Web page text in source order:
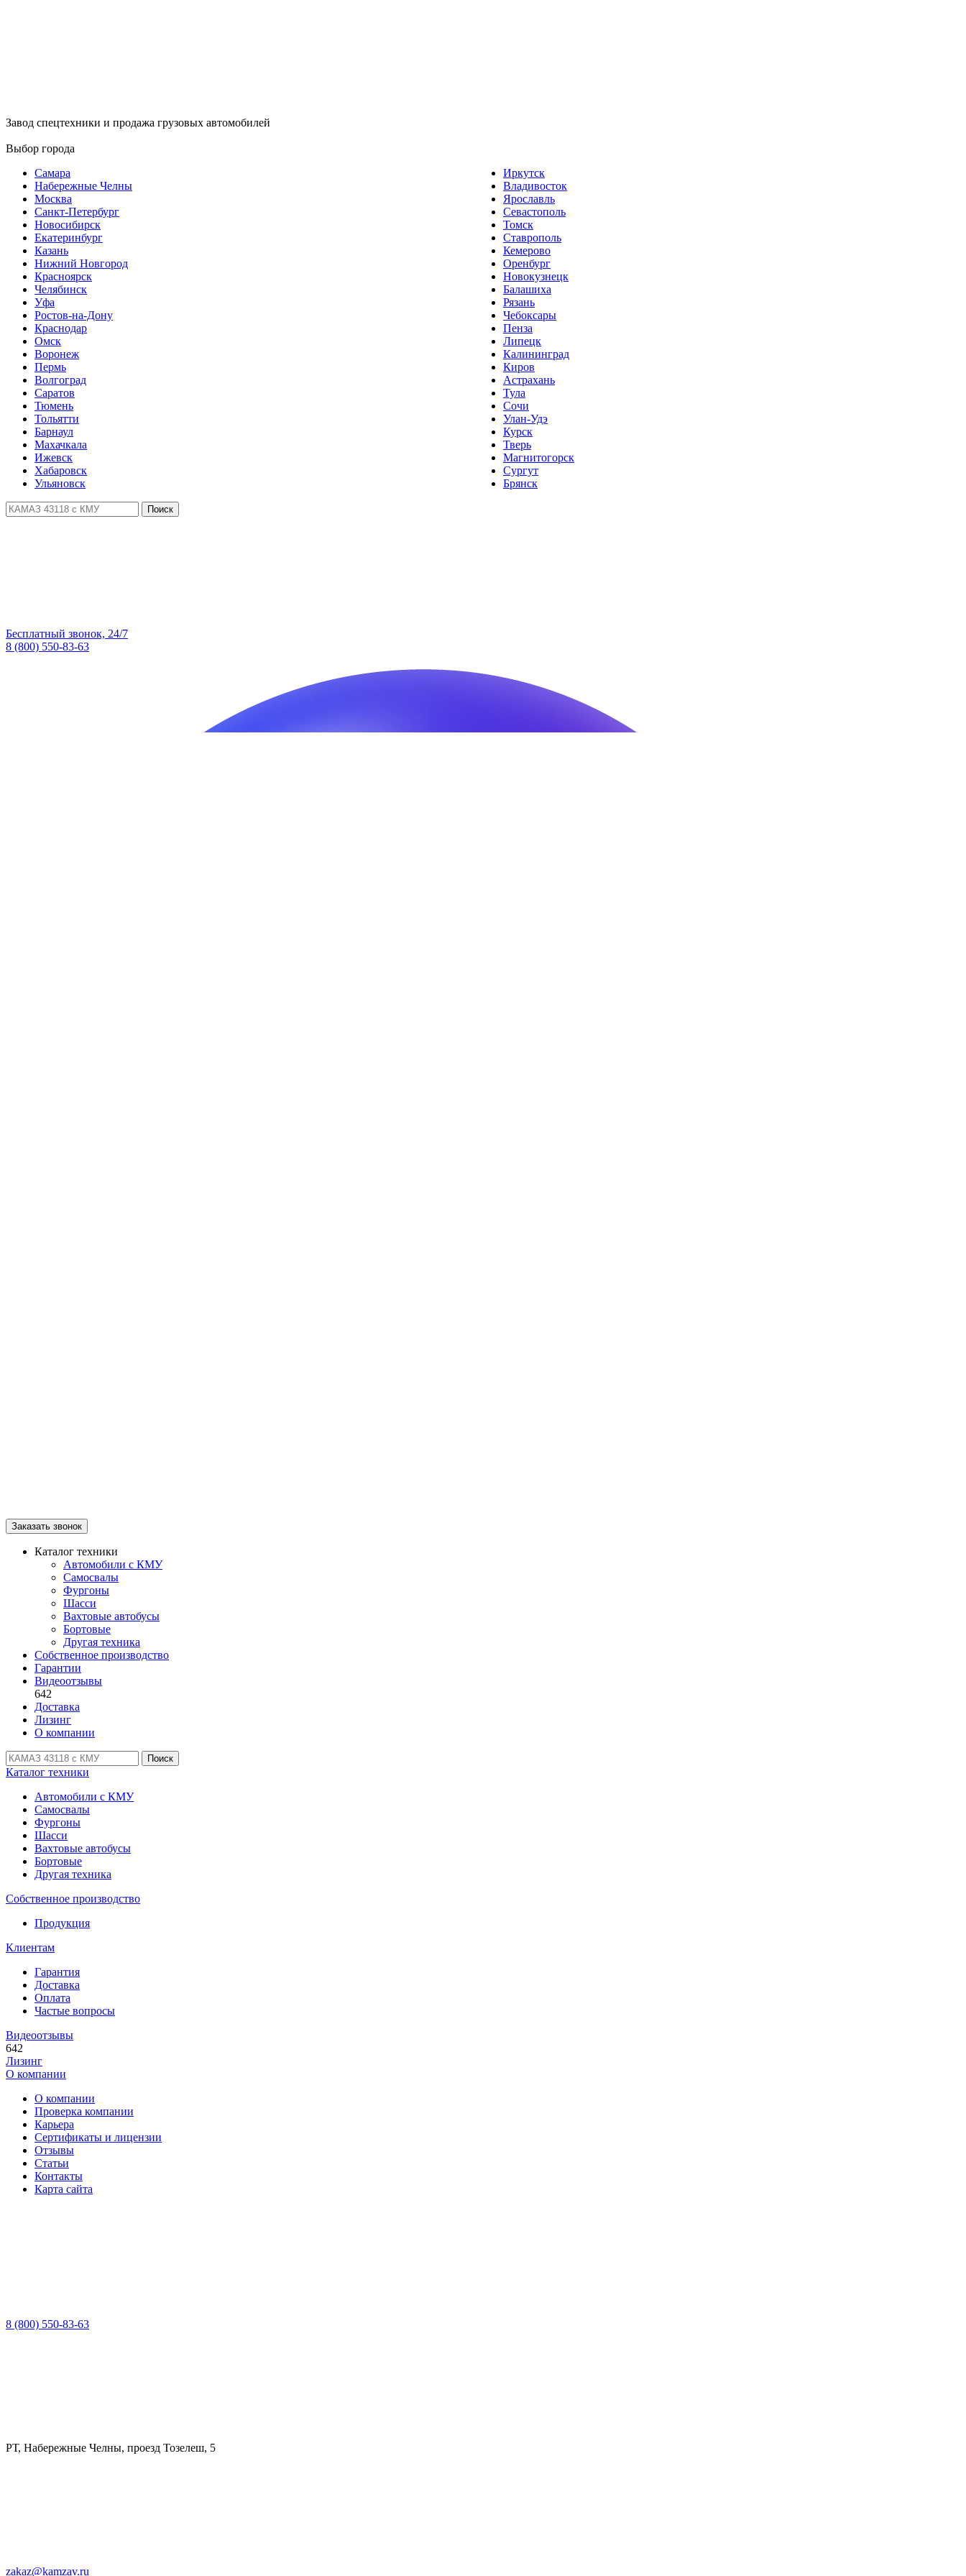
Завод спецтехники и продажа грузовых автомобилей
Выбор города
Самара
Набережные Челны
Москва
Санкт-Петербург
Новосибирск
Екатеринбург
Казань
Нижний Новгород
Красноярск
Челябинск
Уфа
Ростов-на-Дону
Краснодар
Омск
Воронеж
Пермь
Волгоград
Саратов
Тюмень
Тольятти
Барнаул
Махачкала
Ижевск
Хабаровск
Ульяновск
Иркутск
Владивосток
Ярославль
Севастополь
Томск
Ставрополь
Кемерово
Оренбург
Новокузнецк
Балашиха
Рязань
Чебоксары
Пенза
Липецк
Калининград
Киров
Астрахань
Тула
Сочи
Улан-Удэ
Курск
Тверь
Магнитогорск
Сургут
Брянск
Поиск
Бесплатный звонок, 24/7
8 (800) 550-83-63
Заказать звонок
Каталог техники
Автомобили с КМУ
Самосвалы
Фургоны
Шасси
Вахтовые автобусы
Бортовые
Другая техника
Собственное производство
Гарантии
Видеоотзывы
642
Доставка
Лизинг
О компании
Поиск
Каталог техники
Автомобили с КМУ
Самосвалы
Фургоны
Шасси
Вахтовые автобусы
Бортовые
Другая техника
Собственное производство
Продукция
Клиентам
Гарантия
Доставка
Оплата
Частые вопросы
Видеоотзывы
642
Лизинг
О компании
О компании
Проверка компании
Карьера
Сертификаты и лицензии
Отзывы
Статьи
Контакты
Карта сайта
8 (800) 550-83-63
РТ, Набережные Челны, проезд Тозелеш, 5
zakaz@kamzav.ru